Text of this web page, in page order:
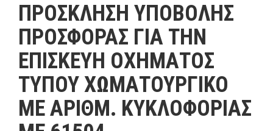
ΠΡΟΣΚΛΗΣΗ ΥΠΟΒΟΛΗΣ
ΠΡΟΣΦΟΡΑΣ ΓΙΑ ΤΗΝ
ΕΠΙΣΚΕΥΗ ΟΧΗΜΑΤΟΣ
ΤΥΠΟΥ ΧΩΜΑΤΟΥΡΓΙΚΟ
ΜΕ ΑΡΙΘΜ. ΚΥΚΛΟΦΟΡΙΑΣ